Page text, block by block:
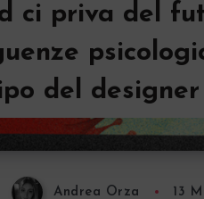
ci priva del
del designer
Andrea Orza 13